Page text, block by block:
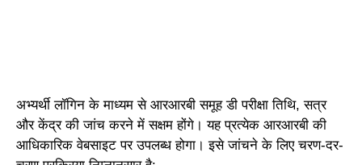
अभ्यर्थी लॉगिन के माध्यम से आरआरबी समूह डी परीक्षा तिथि, सत्र
और केंद्र की जांच करने में सक्षम होंगे। यह प्रत्येक आरआरबी की
आधिकारिक वेबसाइट पर उपलब्ध होगा। इसे जांचने के लिए चरण-दर-